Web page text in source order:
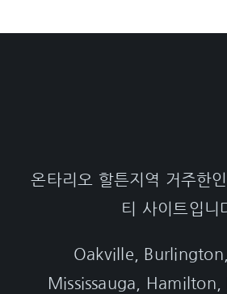
온타리오 할튼지역 거주한
티 사이트입니
Oakville,
Mississauga,